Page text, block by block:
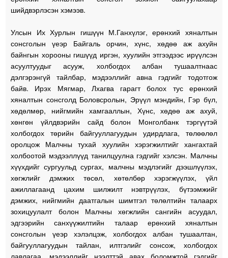
шийдвэрлэсэн хэмээв.
Улсын Их Хурлын гишүүн М.Ганхүлэг, ерөнхий хяналтын
сонсголын үеэр Байгаль орчин, хүнс, хөдөө аж ахуйн
байнгын хорооны гишүүд иргэн, хуулийн этгээдээс ирүүлсэн
асуултуудыг асууж, холбогдох албан тушаалтнаас
дэлгэрэнгүй тайлбар, мэдээллийг авна гэдгийг тодотгож
байв. Ирэх Мягмар, Лхагва гарагт болох тус ерөнхий
хяналтын сонсголд Боловсролын, Эрүүл мэндийн, Гэр бүл,
хөдөлмөр, нийгмийн хамгааллын, Хүнс, хөдөө аж ахуй,
хөнгөн үйлдвэрийн сайд болон Монголбанк тэргүүтэй
холбогдох төрийн байгууллагуудын удирдлага, төлөөлөл
оролцож Малчны тухай хуулийн хэрэгжилтийг хангахтай
холбоотой мэдээллүүд танилцуулна гэдгийг хэлсэн. Малчны
хүүхдийг сургуульд сургах, малчны мэдлэгийг дээшлүүлэх,
хөгжлийг дэмжих төсөл, хөтөлбөр хэрэгжүүлэх, үйл
ажиллагаанд цахим шилжилт нэвтрүүлэх, бүтээмжийг
дэмжих, нийгмийн даатгалын шимтгэл төлөлтийн талаарх
зохицуулалт болон Малчны хөгжлийн сангийн асуудал,
эдгээрийн санхүүжилтийн талаар ерөнхий хяналтын
сонсголын үеэр хэлэлцэж, холбогдох албан тушаалтан,
байгууллагуудын тайлан, илтгэлийг сонсож, холбогдох
лавлагаа, мэдээллийг нээлттэй авах боломжтой гэдгийг